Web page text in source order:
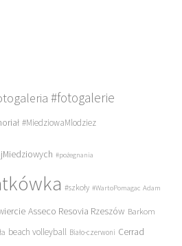
#fotogalerie
#MiedziowaMlodziez
#pożegnania
#szkoły #WartoPomagac Adam
Asseco Resovia Rzeszów Barkom
beach volleyball Biało-czerwoni Cerrad